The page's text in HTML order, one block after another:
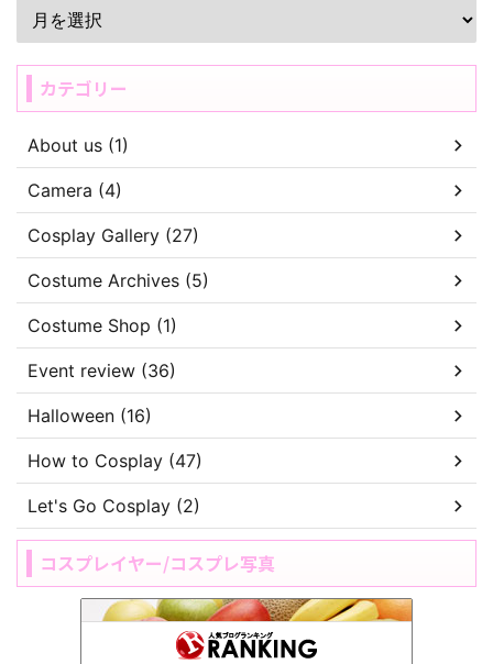
カテゴリー
About us (1)
Camera (4)
Cosplay Gallery (27)
Costume Archives (5)
Costume Shop (1)
Event review (36)
Halloween (16)
How to Cosplay (47)
Let's Go Cosplay (2)
コスプレイヤー/コスプレ写真